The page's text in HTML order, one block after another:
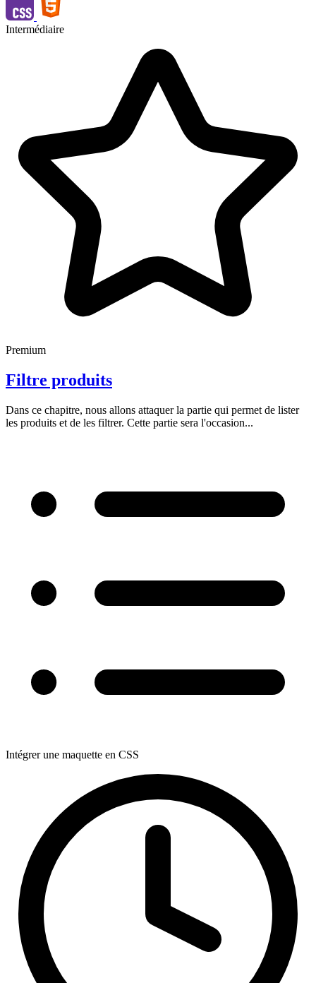
Intermédiaire
Premium
Filtre produits
Dans ce chapitre, nous allons attaquer la partie qui permet de lister
les produits et de les filtrer. Cette partie sera l'occasion...
Intégrer une maquette en CSS